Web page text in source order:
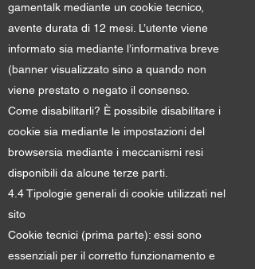
gamentalk mediante un cookie tecnico,
avente durata di 12 mesi. L’utente viene
informato sia mediante l’informativa breve
(banner visualizzato sino a quando non
viene prestato o negato il consenso.
Come disabilitarli? È possibile disabilitare i
cookie sia mediante le impostazioni del
browsersia mediante i meccanismi resi
disponibili da alcune terze parti.
4.4 Tipologie generali di cookie utilizzati nel
sito
Cookie tecnici (prima parte): essi sono
essenziali per il corretto funzionamento e